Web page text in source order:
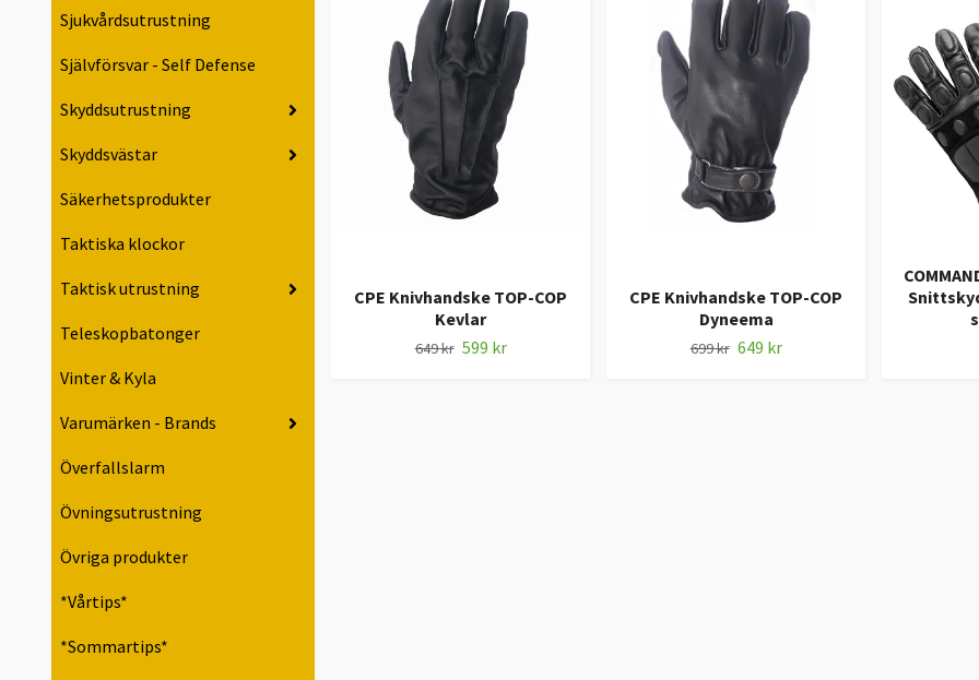
Sjukvårdsutrustning
Självförsvar - Self Defense
Skyddsutrustning
Skyddsvästar
Säkerhetsprodukter
Taktiska klockor
Taktisk utrustning
Teleskopbatonger
Vinter & Kyla
Varumärken - Brands
Överfallslarm
Övningsutrustning
Övriga produkter
*Vårtips*
*Sommartips*
CPE Knivhandske TOP-COP
Kevlar
649 kr 599 kr
CPE Knivhandske TOP-COP
Dyneema
699 kr 649 kr